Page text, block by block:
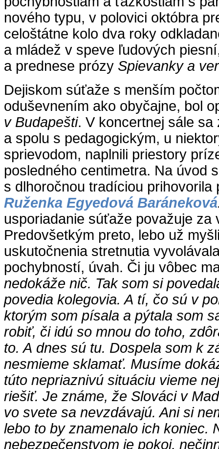
nového typu, v polovici októbra
celoštátne kolo dva roky
a mládež v speve ľudových
a prednese prózy Spievanky a
Dejiskom súťaže s menším
oduševnením ako obyčajne, bol
v Budapešti. V koncertnej sále
a spolu s pedagogickým, u
sprievodom, naplnili priestory
posledného centimetra. Na úvod
s dlhoročnou tradíciou prihovorila
Ruženka Egyedová Baráneková
usporiadanie súťaže považuje za
Predovšetkým preto, lebo už
uskutočnenia stretnutia
pochybností, úvah. Či ju vôbec
nedokáže nič. Tak som si
povedia kolegovia. A tí, čo sú v
ktorým som písala a pýtala som
robiť, či idú so mnou do toho,
to. A dnes sú tu. Dospela som k
nesmieme sklamať. Musíme
túto nepriaznivú situáciu vieme
riešiť. Je známe, že Slováci v
vo svete sa nevzdávajú. Ani si
lebo to by znamenalo ich koniec.
nebezpečenstvom je pokoj,